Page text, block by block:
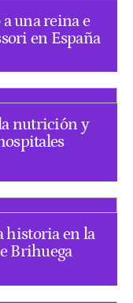
una reina e
en España
nutrición y
historia en la
Brihuega